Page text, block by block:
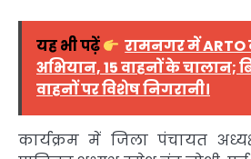
यह भी पढ़ें
रामनगर में
अभियान, 15 वाहनों के चालान;
वाहनों पर विशेष निगरानी।
कार्यक्रम में जिला पंचायत